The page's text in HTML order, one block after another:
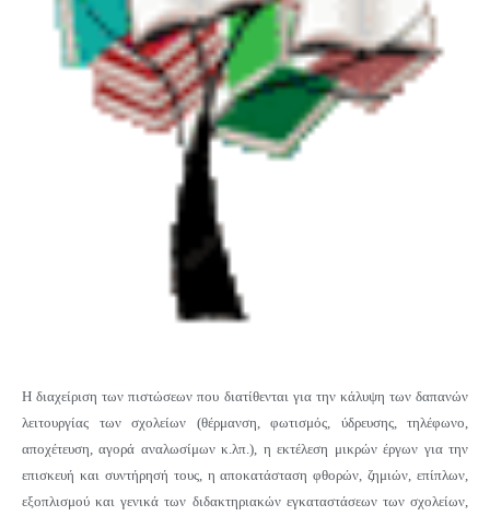
Η διαχείριση των πιστώσεων που διατίθενται για την κάλυψη των δαπανών
λειτουργίας των σχολείων (θέρμανση, φωτισμός, ύδρευσης, τηλέφωνο,
αποχέτευση, αγορά αναλωσίμων κ.λπ.), η εκτέλεση μικρών έργων για την
επισκευή και συντήρησή τους, η αποκατάσταση φθορών, ζημιών, επίπλων,
εξοπλισμού και γενικά των διδακτηριακών εγκαταστάσεων των σχολείων,